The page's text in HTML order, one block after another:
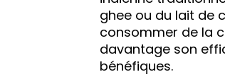
ghee ou du lait de
consommer de la
davantage son
bénéfiques.